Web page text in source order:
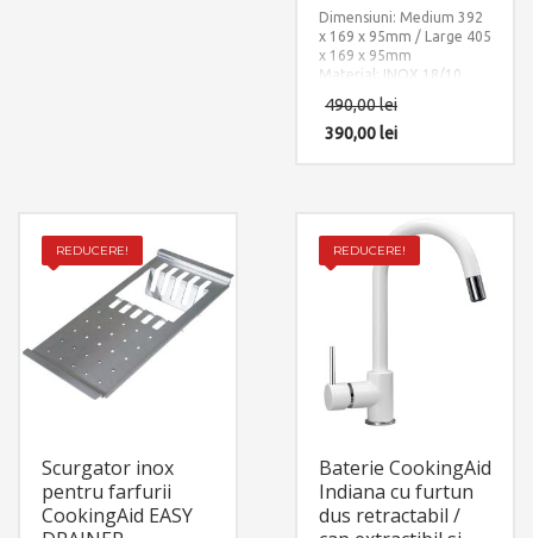
Dimensiuni: Medium 392
x 169 x 95mm / Large 405
x 169 x 95mm
Material: INOX 18/10
490,00lei
390,00lei
REDUCERE!
Scurgator inox
pentru farfurii
CookingAid EASY
REDUCERE!
Baterie CookingAid
Indiana cu furtun
dus retractabil /